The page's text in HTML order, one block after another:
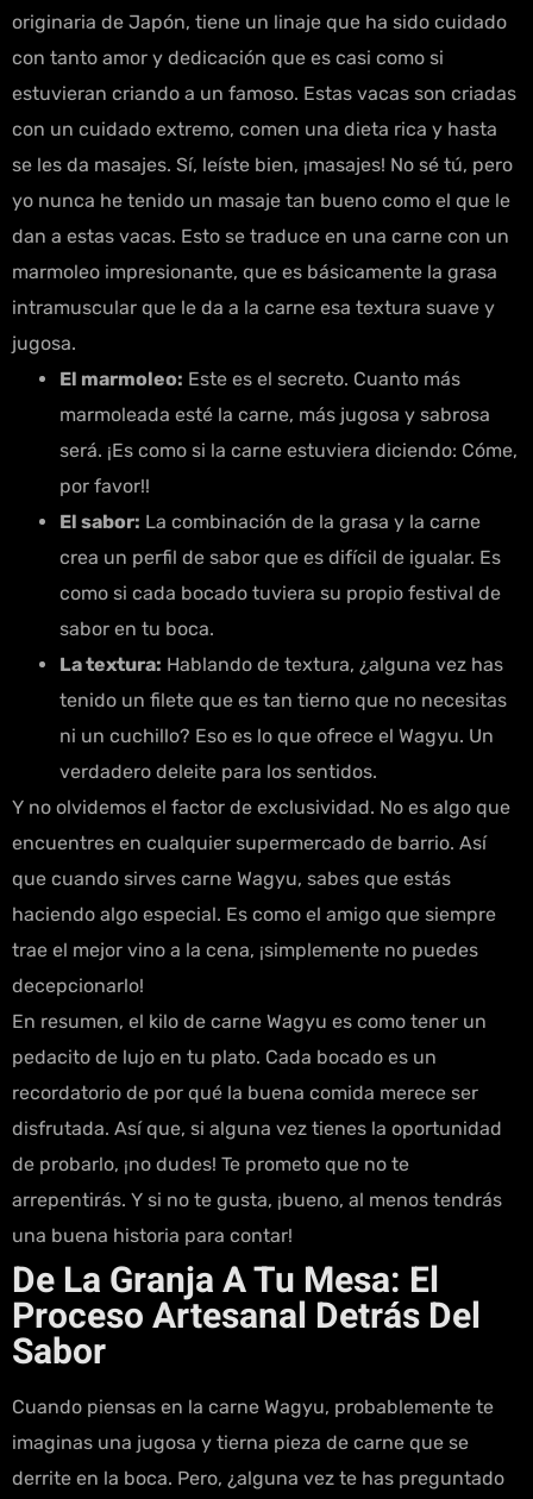
originaria de Japón, tiene un linaje que ha sido cuidado
con tanto amor y dedicación que es casi como si
estuvieran criando a un famoso. Estas vacas son criadas
con un cuidado extremo, comen una dieta rica y hasta
se les da masajes. Sí, leíste bien, ¡masajes! No sé tú, pero
yo nunca he tenido un masaje tan bueno como el que le
dan a estas vacas. Esto se traduce en una carne con un
marmoleo impresionante, que es básicamente la grasa
intramuscular que le da a la carne esa textura suave y
jugosa.
El marmoleo: Este es el secreto. Cuanto más
marmoleada esté la carne, más jugosa y sabrosa
será. ¡Es como si la carne estuviera diciendo: Cóme,
por favor!!
El sabor: La combinación de la grasa y la carne
crea un perfil de sabor que es difícil de igualar. Es
como si cada bocado tuviera su propio festival de
sabor en tu boca.
La textura: Hablando de textura, ¿alguna vez has
tenido un filete que es tan tierno que no necesitas
ni un cuchillo? Eso es lo que ofrece el Wagyu. Un
verdadero deleite para los sentidos.
Y no olvidemos el factor de exclusividad. No es algo que
encuentres en cualquier supermercado de barrio. Así
que cuando sirves carne Wagyu, sabes que estás
haciendo algo especial. Es como el amigo que siempre
trae el mejor vino a la cena, ¡simplemente no puedes
decepcionarlo!
En resumen, el kilo de carne Wagyu es como tener un
pedacito de lujo en tu plato. Cada bocado es un
recordatorio de por qué la buena comida merece ser
disfrutada. Así que, si alguna vez tienes la oportunidad
de probarlo, ¡no dudes! Te prometo que no te
arrepentirás. Y si no te gusta, ¡bueno, al menos tendrás
una buena historia para contar!
De La Granja A Tu Mesa: El
Proceso Artesanal Detrás Del
Sabor
Cuando piensas en la carne Wagyu, probablemente te
imaginas una jugosa y tierna pieza de carne que se
derrite en la boca. Pero, ¿alguna vez te has preguntado